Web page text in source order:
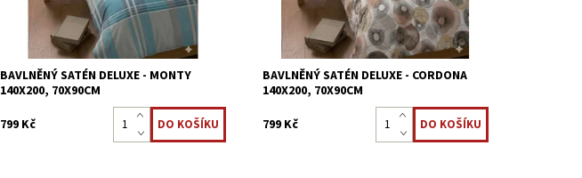
BAVLNĚNÝ SATÉN DELUXE - MONTY
140X200, 70X90CM
799 Kč
BAVLNĚNÝ SATÉN DELUXE - CORDONA
140X200, 70X90CM
799 Kč